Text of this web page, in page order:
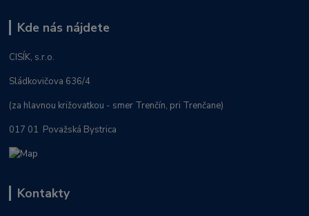
Kde nás nájdete
CISÍK, s.r.o.
Sládkovičova 636/4
(za hlavnou križovatkou - smer Trenčín, pri Trenčane)
017 01 Považská Bystrica
Kontakty